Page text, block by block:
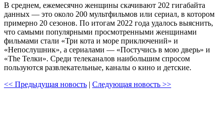
В среднем, ежемесячно женщины скачивают 202 гигабайта
данных — это около 200 мультфильмов или сериал, в котором
примерно 20 сезонов. По итогам 2022 года удалось выяснить,
что самыми популярными просмотренными женщинами
фильмами стали «Три кота и море приключений» и
«Непослушник», а сериалами — «Постучись в мою дверь» и
«The Телки». Среди телеканалов наибольшим спросом
пользуются развлекательные, каналы о кино и детские.
<< Предыдущая новость | Следующая новость >>